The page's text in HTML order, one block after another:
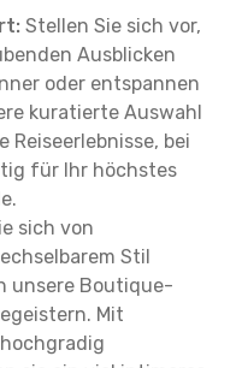
Stellen Sie sich vor,
Ausblicken
oder entspannen
kuratierte Auswahl
bei
für Ihr höchstes
sich von
Stil
unsere Boutique-
Mit